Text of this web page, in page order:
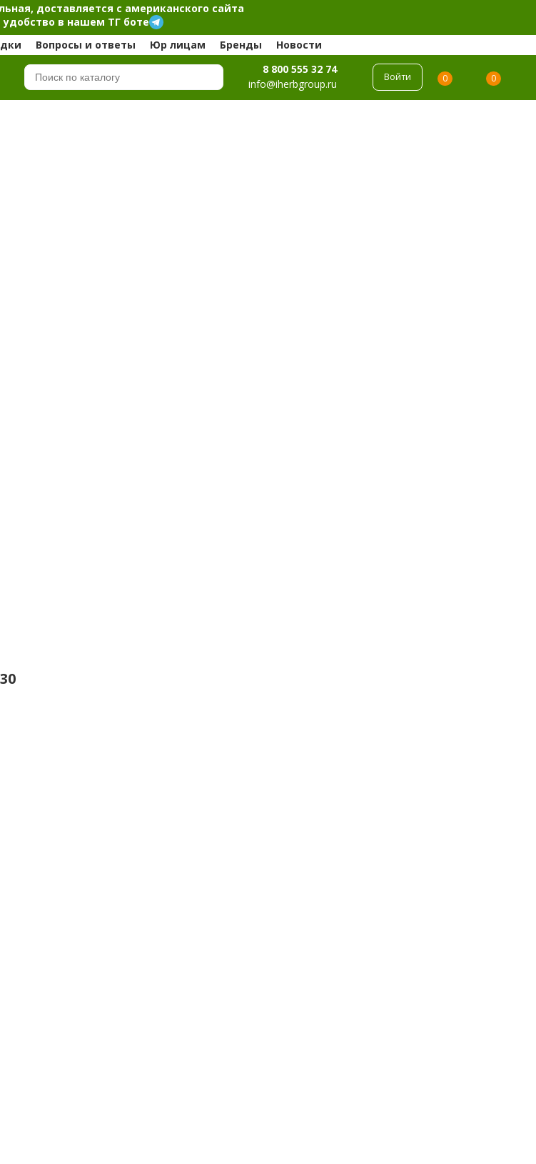
доставляется с американского сайта
в нашем ТГ боте
Вопросы и ответы Юр лицам Бренды Новости
8 800 555 32 74
info@iherbgroup.ru
Войти 0 0